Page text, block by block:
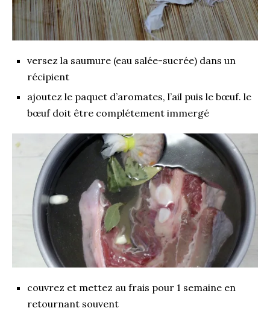
versez la saumure (eau salée-sucrée) dans un
récipient
ajoutez le paquet d’aromates, l’ail puis le bœuf. le
bœuf doit être complétement immergé
couvrez et mettez au frais pour 1 semaine en
retournant souvent